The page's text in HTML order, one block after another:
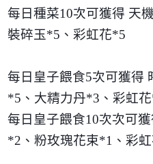
每日種菜10次可獲得 天
裝碎玉*5 、彩虹花*5
每日皇子餵食5次可獲得
*5 、大精力丹*3 、彩虹花
每日皇子餵食10次次可
*2 、粉玫瑰花束*1 、彩